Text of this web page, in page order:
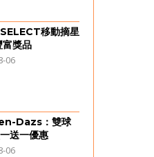
移動摘星
富獎品
06
Dazs：雙球
送一優惠
06